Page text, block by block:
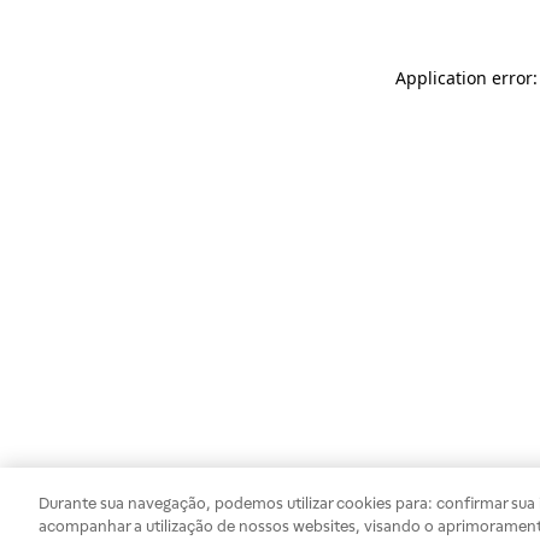
Application
Durante sua navegação, podemos utilizar cookies para: confirmar
acompanhar a utilização de nossos websites, visando o